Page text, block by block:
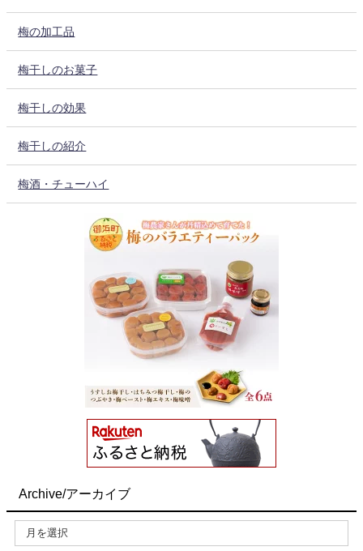
梅の加工品
梅干しのお菓子
梅干しの効果
梅干しの紹介
梅酒・チューハイ
Archive/アーカイブ